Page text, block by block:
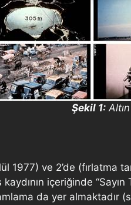
Şekil 1:
1977) ve 2’de
içeriğinde
da yer almaktadır